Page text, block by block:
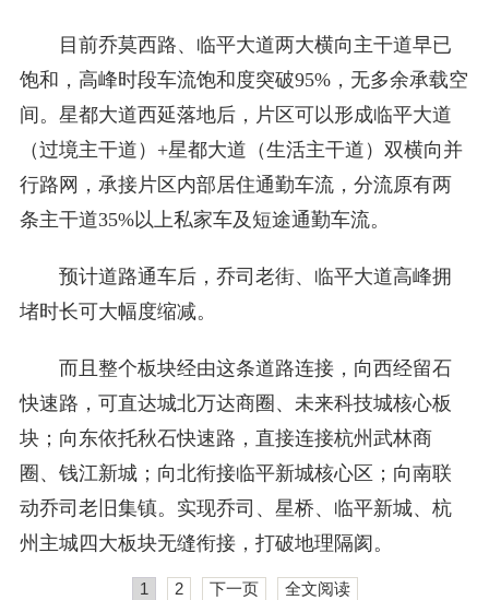
目前乔莫西路、临平大道两大横向主干道早已
饱和，高峰时段车流饱和度突破95%，无多余承载空
间。星都大道西延落地后，片区可以形成临平大道
（过境主干道）+星都大道（生活主干道）双横向并
行路网，承接片区内部居住通勤车流，分流原有两
条主干道35%以上私家车及短途通勤车流。
预计道路通车后，乔司老街、临平大道高峰拥
堵时长可大幅度缩减。
而且整个板块经由这条道路连接，向西经留石
快速路，可直达城北万达商圈、未来科技城核心板
块；向东依托秋石快速路，直接连接杭州武林商
圈、钱江新城；向北衔接临平新城核心区；向南联
动乔司老旧集镇。实现乔司、星桥、临平新城、杭
州主城四大板块无缝衔接，打破地理隔阂。
1 2 下一页 全文阅读